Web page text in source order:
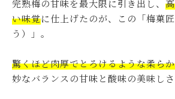
完熟梅の甘味を最大限に引き出し、
い味覚に仕上げたのが、この「梅菓
う）」。
驚くほど肉厚でとろけるような柔ら
妙なバランスの甘味と酸味の美味しさ